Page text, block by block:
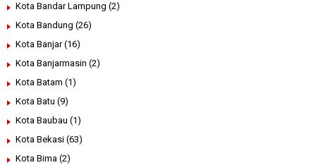
Kota Bandar Lampung (2)
Kota Bandung (26)
Kota Banjar (16)
Kota Banjarmasin (2)
Kota Batam (1)
Kota Batu (9)
Kota Baubau (1)
Kota Bekasi (63)
Kota Bima (2)